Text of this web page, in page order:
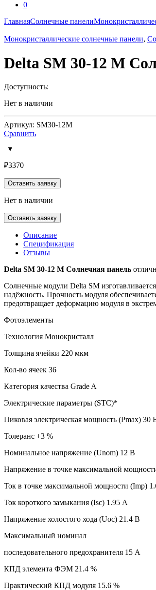
0
ГлавнаяСолнечные панели
Монокристаллические солнечные панели,
Delta SM 30-12 M
Доступность:
Нет в наличии
Артикул: SM30-12M
Сравнить
₽3370
Оставить заявку
Нет в наличии
Оставить заявку
Описание
Спецификация
Отзывы
Delta SM 30-12 M Солнечная панель
Солнечные модули Delta SM
надёжность. Прочность модуля
предотвращает деформацию модуля в
Фотоэлементы
Технология Монокристалл
Толщина ячейки 220 мкм
Кол-во ячеек 36
Категория качества Grade A
Электрические параметры (STC)*
Пиковая электрическая мощность (Pmax) 30
Толеранс +3 %
Номинальное напряжение (Unom) 12 В
Напряжение в точке максимальной
Ток в точке максимальной мощности (Imp)
Ток короткого замыкания (Isc) 1.95 А
Напряжение холостого хода (Uoc) 21.4 В
Максимальный номинал
последовательного предохранителя 15 А
КПД элемента ФЭМ 21.4 %
Практический КПД модуля 15.6 %